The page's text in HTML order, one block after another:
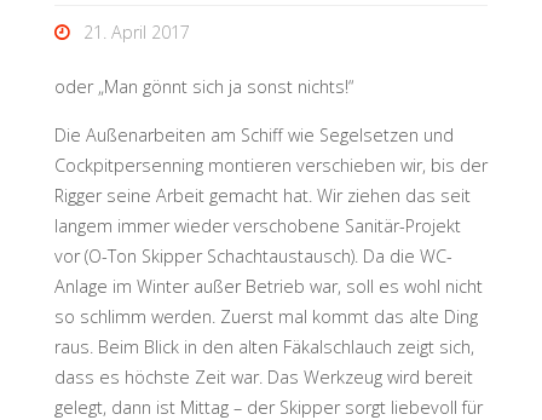
21. April 2017
oder „Man gönnt sich ja sonst nichts!“
Die Außenarbeiten am Schiff wie Segelsetzen und
Cockpitpersenning montieren verschieben wir, bis der
Rigger seine Arbeit gemacht hat. Wir ziehen das seit
langem immer wieder verschobene Sanitär-Projekt
vor (O-Ton Skipper Schachtaustausch). Da die WC-
Anlage im Winter außer Betrieb war, soll es wohl nicht
so schlimm werden. Zuerst mal kommt das alte Ding
raus. Beim Blick in den alten Fäkalschlauch zeigt sich,
dass es höchste Zeit war. Das Werkzeug wird bereit
gelegt, dann ist Mittag – der Skipper sorgt liebevoll für